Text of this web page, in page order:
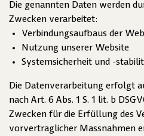
Die genannten Daten werden
Zwecken verarbeitet:
Verbindungsaufbaus der
Nutzung unserer Website
Systemsicherheit und -
Die Datenverarbeitung erfolgt
nach Art. 6 Abs. 1 S. 1 lit. b
Zwecken für die Erfüllung des
vorvertraglicher Massnahmen